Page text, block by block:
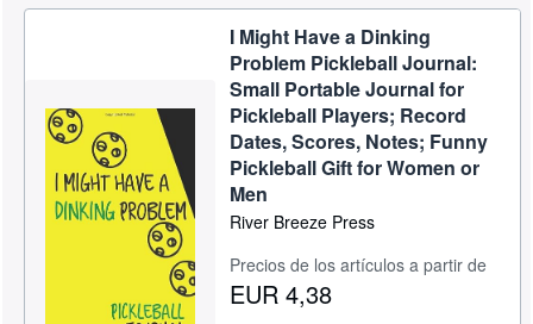
I Might Have a Dinking
Problem Pickleball Journal:
Small Portable Journal for
Pickleball Players; Record
Dates, Scores, Notes; Funny
Pickleball Gift for Women or
Men
River Breeze Press
Precios de los artículos a partir de
EUR 4,38